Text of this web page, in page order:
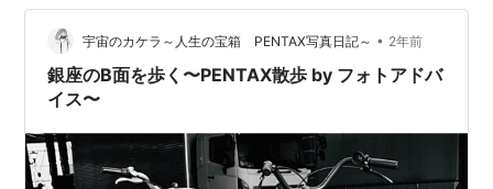
たっても納品は3～4ヶ月待つようで量販店やカメラ店な
どで申し込むと3～4クール目くらいで回ってくるそうで
すが（それでも1年以上待ち）（残り少ない？）人生シャ
ッターチャンスをこれ以上逃した…
宇宙のカケラ～人生の宝箱 PENTAX写真日記～ • 2年前
銀座のB面を歩く〜PENTAX散歩 by フォトアドバ
イス〜